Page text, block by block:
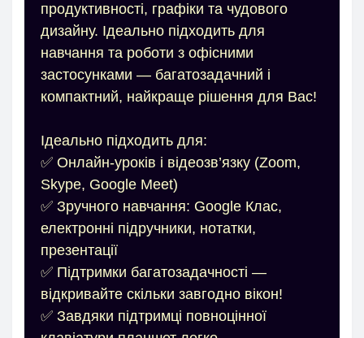
продуктивності, графіки та чудового
дизайну. Ідеально підходить для
навчання та роботи з офісними
застосунками — багатозадачний і
компактний, найкраще рішення для Вас!
Ідеально підходить для:
✅ Онлайн-уроків і відеозв’язку (Zoom,
Skype, Google Meet)
✅ Зручного навчання: Google Клас,
електронні підручники, нотатки,
презентації
✅ Підтримки багатозадачності —
відкривайте скільки завгодно вікон!
✅ Завдяки підтримці повноцінної